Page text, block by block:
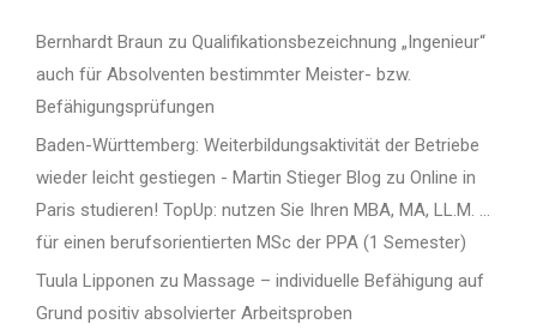
Bernhardt Braun zu Qualifikationsbezeichnung „Ingenieur“
auch für Absolventen bestimmter Meister- bzw.
Befähigungsprüfungen
Baden-Württemberg: Weiterbildungsaktivität der Betriebe
wieder leicht gestiegen - Martin Stieger Blog zu Online in
Paris studieren! TopUp: nutzen Sie Ihren MBA, MA, LL.M. …
für einen berufsorientierten MSc der PPA (1 Semester)
Tuula Lipponen zu Massage – individuelle Befähigung auf
Grund positiv absolvierter Arbeitsproben